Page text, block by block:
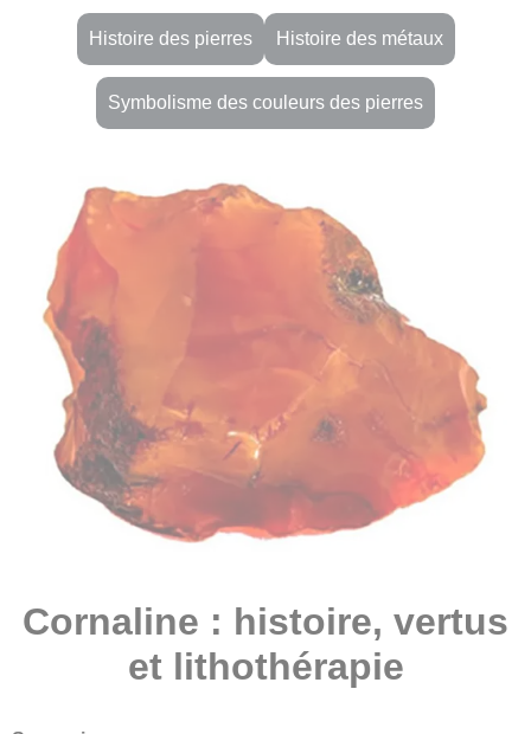
Histoire des pierres Histoire des métaux
Symbolisme des couleurs des pierres
Cornaline : histoire, vertus
et lithothérapie